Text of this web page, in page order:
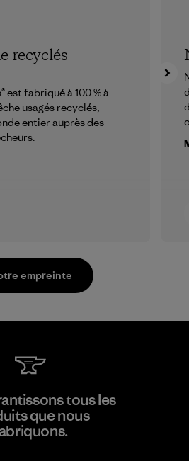
recyclés
est fabriqué à 100 % à
usagés recyclés,
entier auprès des
JSC
empreinte
tous les
que nous